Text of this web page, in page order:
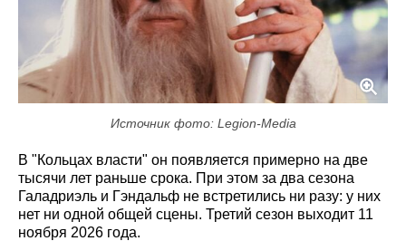
Источник фото: Legion-Media
В "Кольцах власти" он появляется примерно на две
тысячи лет раньше срока. При этом за два сезона
Галадриэль и Гэндальф не встретились ни разу: у них
нет ни одной общей сцены. Третий сезон выходит 11
ноября 2026 года.